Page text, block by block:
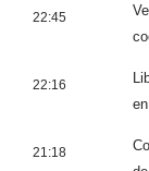
22:45
22:16
21:18